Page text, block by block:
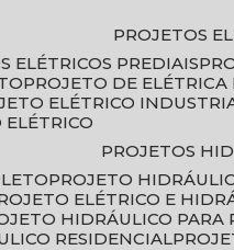
PROJETOS
ELÉTRICOS PREDIAIS
PROJETO DE
ELÉTRICO
ELÉTRICO
PROJETOS
PROJETO
ELÉTRICO E
HIDRÁULICO PARA
RESIDENCIAL